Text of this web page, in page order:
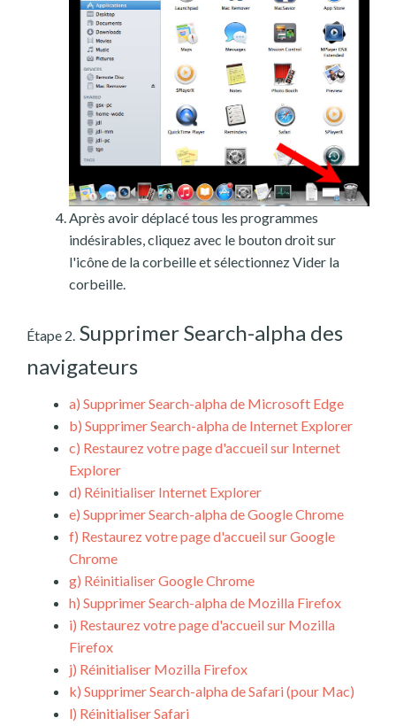
Après avoir déplacé tous les programmes
indésirables, cliquez avec le bouton droit sur
l'icône de la corbeille et sélectionnez Vider la
corbeille.
Étape 2. Supprimer Search-alpha des
navigateurs
a) Supprimer Search-alpha de Microsoft Edge
b) Supprimer Search-alpha de Internet Explorer
c) Restaurez votre page d'accueil sur Internet
Explorer
d) Réinitialiser Internet Explorer
e) Supprimer Search-alpha de Google Chrome
f) Restaurez votre page d'accueil sur Google
Chrome
g) Réinitialiser Google Chrome
h) Supprimer Search-alpha de Mozilla Firefox
i) Restaurez votre page d'accueil sur Mozilla
Firefox
j) Réinitialiser Mozilla Firefox
k) Supprimer Search-alpha de Safari (pour Mac)
l) Réinitialiser Safari